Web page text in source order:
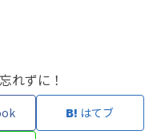
れずに！
はてブ